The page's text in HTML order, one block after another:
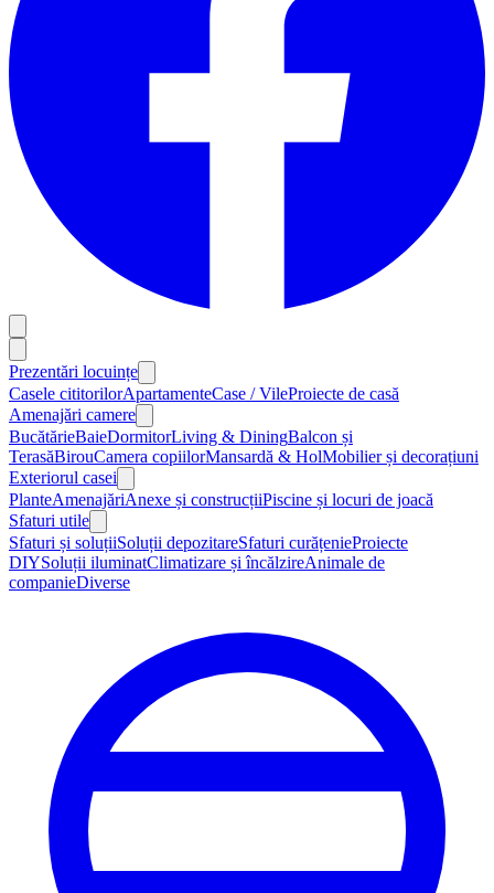
Prezentări locuințe
Casele cititorilorApartamenteCase / VileProiecte de casă
Amenajări camere
BucătărieBaieDormitorLiving & DiningBalcon și
TerasăBirouCamera copiilorMansardă & HolMobilier și decorațiuni
Exteriorul casei
PlanteAmenajăriAnexe și construcțiiPiscine și locuri de joacă
Sfaturi utile
Sfaturi și soluțiiSoluții depozitareSfaturi curățenieProiecte
DIYSoluții iluminatClimatizare și încălzireAnimale de
companieDiverse